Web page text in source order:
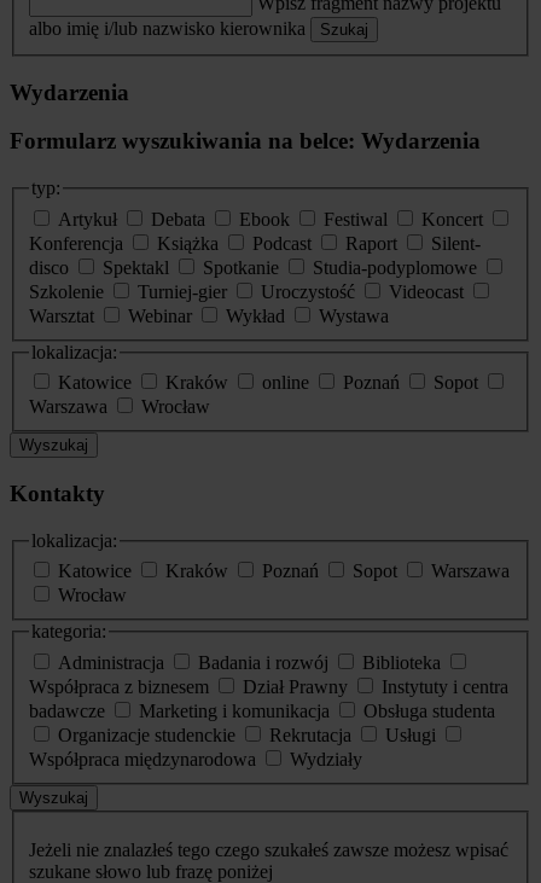
albo imię i/lub nazwisko kierownika
Szukaj
Wydarzenia
Formularz wyszukiwania na belce: Wydarzenia
typ:
Artykuł
Debata Ebook Festiwal
Koncert
Konferencja
Książka Podcast Raport
Silent-
disco
Spektakl Spotkanie
Studia-podyplomowe
Szkolenie
Turniej-gier Uroczystość
Videocast
Warsztat
Webinar Wykład
Wystawa
lokalizacja:
Katowice
Kraków online Poznań
Sopot
Warszawa
Wrocław
Wyszukaj
Kontakty
lokalizacja:
Katowice
Kraków Poznań Sopot
Warszawa
Wrocław
kategoria:
Administracja
Badania i rozwój
Biblioteka
Współpraca z biznesem
Dział Prawny
Instytuty i centra
badawcze
Marketing i komunikacja
Obsługa studenta
Organizacje studenckie
Rekrutacja
Usługi
Współpraca międzynarodowa
Wydziały
Wyszukaj
Jeżeli nie znalazłeś tego czego szukałeś zawsze możesz wpisać
szukane słowo lub frazę poniżej